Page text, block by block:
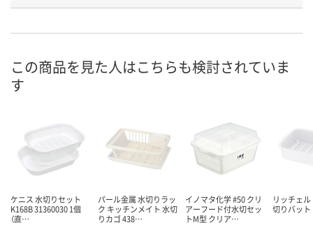
カゴへ
この商品を見た人はこちらも検討されていま
す
ケニス 水切りセット
K168B 31360030 1個
（直…
パール金属 水切りラッ
ク キッチンメイト 水切
りカゴ 438…
イノマタ化学 #50 クリ
アーフード付水切セッ
トM型 クリア…
リッチェ
切りバット